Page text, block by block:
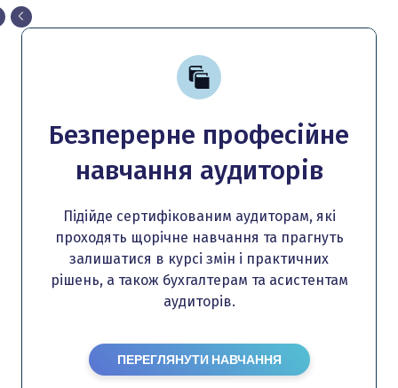
Безперерне професійне
навчання аудиторів
Підійде сертифікованим аудиторам, які
проходять щорічне навчання та прагнуть
залишатися в курсі змін і практичних
рішень, а також бухгалтерам та асистентам
аудиторів.
ПЕРЕГЛЯНУТИ НАВЧАННЯ